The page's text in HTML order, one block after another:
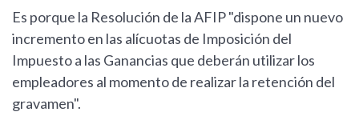
Es porque la Resolución de la AFIP "dispone un nuevo
incremento en las alícuotas de Imposición del
Impuesto a las Ganancias que deberán utilizar los
empleadores al momento de realizar la retención del
gravamen".